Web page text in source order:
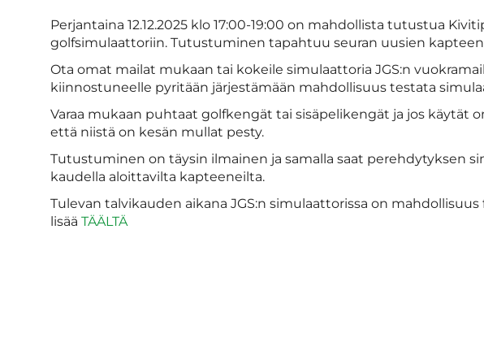
Perjantaina 12.12.2025 klo 17:00-19:00 on mahdollista tutustua
golfsimulaattoriin. Tutustuminen tapahtuu seuran uusien
Ota omat mailat mukaan tai kokeile simulaattoria JGS:n
kiinnostuneelle pyritään järjestämään mahdollisuus testata
Varaa mukaan puhtaat golfkengät tai sisäpelikengät ja jos käytät
että niistä on kesän mullat pesty.
Tutustuminen on täysin ilmainen ja samalla saat perehdytyksen
kaudella aloittavilta kapteeneilta.
Tulevan talvikauden aikana JGS:n simulaattorissa on
lisää TÄÄLTÄ